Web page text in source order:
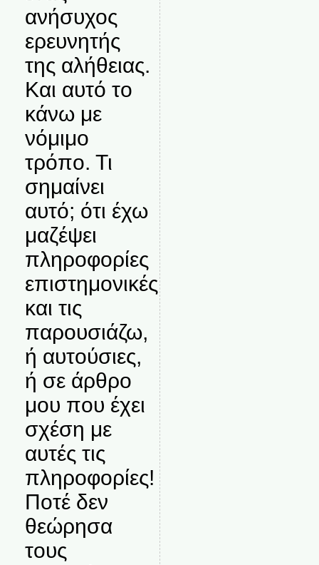
ανήσυχος
ερευνητής
της αλήθειας.
Και αυτό το
κάνω με
νόμιμο
τρόπο. Τι
σημαίνει
αυτό; ότι έχω
μαζέψει
πληροφορίες
επιστημονικές
και τις
παρουσιάζω,
ή αυτούσιες,
ή σε άρθρο
μου που έχει
σχέση με
αυτές τις
πληροφορίες!
Ποτέ δεν
θεώρησα
τους